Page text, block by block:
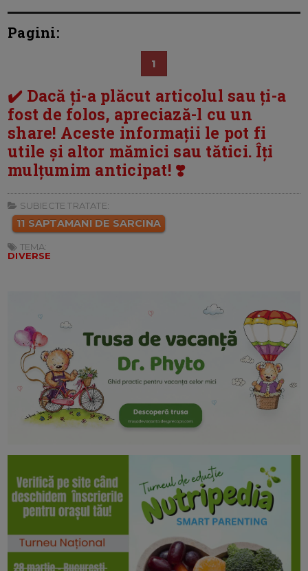
Pagini:
1
✔️ Dacă ți-a plăcut articolul sau ți-a
fost de folos, apreciază-l cu un
share! Aceste informații le pot fi
utile și altor mămici sau tătici. Îți
mulțumim anticipat! ❣️
SUBIECTE TRATATE:
11 SAPTAMANI DE SARCINA
TEMA:
DIVERSE